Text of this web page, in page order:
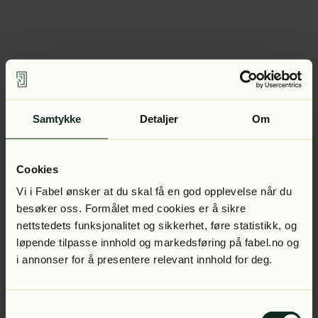
Samtykke Detaljer Om
Cookies
Vi i Fabel ønsker at du skal få en god opplevelse når du
besøker oss. Formålet med cookies er å sikre
nettstedets funksjonalitet og sikkerhet, føre statistikk, og
løpende tilpasse innhold og markedsføring på fabel.no og
i annonser for å presentere relevant innhold for deg.